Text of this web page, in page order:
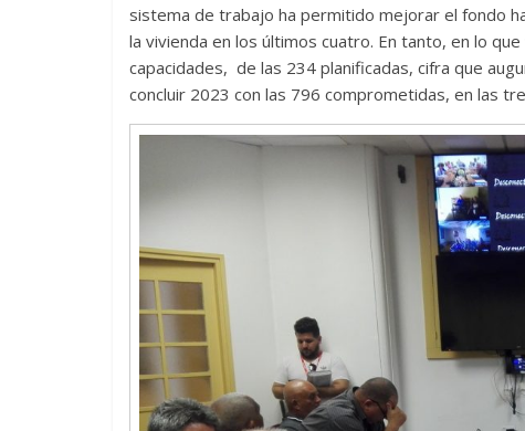
sistema de trabajo ha permitido mejorar el fondo
la vivienda en los últimos cuatro. En tanto, en lo
capacidades, de las 234 planificadas, cifra que
concluir 2023 con las 796 comprometidas, en las